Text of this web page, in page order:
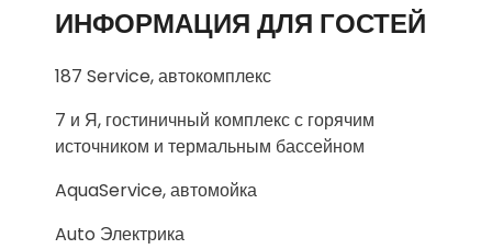
ИНФОРМАЦИЯ ДЛЯ ГОСТЕЙ
187 Service, автокомплекс
7 и Я, гостиничный комплекс с горячим
источником и термальным бассейном
AquaService, автомойка
Auto Электрика